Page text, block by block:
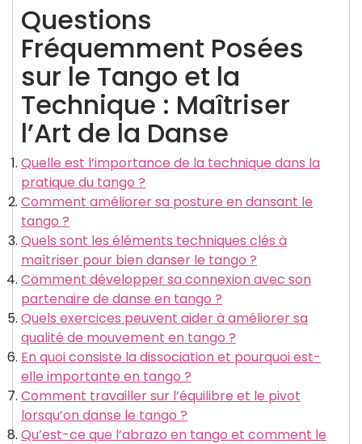
Questions
Fréquemment Posées
sur le Tango et la
Technique : Maîtriser
l’Art de la Danse
Quelle est l’importance de la technique dans la
pratique du tango ?
Comment améliorer sa posture en dansant le
tango ?
Quels sont les éléments techniques clés à
maîtriser pour bien danser le tango ?
Comment développer sa connexion avec son
partenaire de danse en tango ?
Quels exercices peuvent aider à améliorer sa
qualité de mouvement en tango ?
En quoi consiste la dissociation et pourquoi est-
elle importante en tango ?
Comment travailler sur l’équilibre et le pivot
lorsqu’on danse le tango ?
Qu’est-ce que l’abrazo en tango et comment le